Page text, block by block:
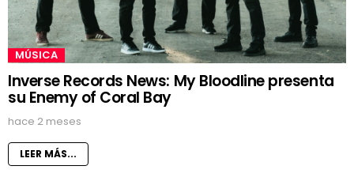
MÚSICA
Inverse Records News: My Bloodline presenta
su Enemy of Coral Bay
hace 2 meses
LEER MÁS...